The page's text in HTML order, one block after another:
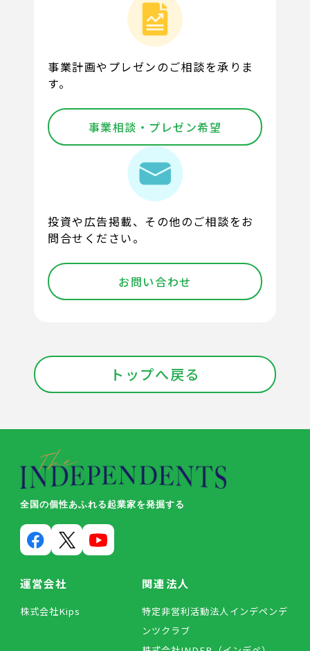
事業計画やプレゼンのご相談を承りま
す。
事業相談・プレゼン希望
投資や広告掲載、その他のご相談をお
問合せください。
お問い合わせ
トップへ戻る
全国の個性あふれる起業家を発掘する
運営会社
株式会社Kips
関連法人
特定非営利活動法人インデペンデ
ンツクラブ